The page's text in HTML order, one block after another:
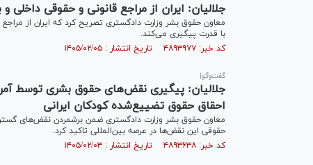
جلالیان: ایران از مراجع قانونی و حقوقی
معاون حقوق بشر وزارت دادگستری تصریح کرد که ایران از
با قدرت پیگیری می‌کند.
کد خبر: ۴۸۹۳۹۷۷ تاریخ انتشار : ۱۴۰۵/۰۲/۰۵
گفت‌وگو|
جلالیان: پیگیری نقض‌های حقوق بشری توسط
احقاق حقوق تضییع‌شده کودکان ایرانی
معاون حقوق بشر وزارت دادگستری ضمن برشمردن نقض‌های
حقوقی این نقض‌ها در عرصه بین‌المللی تاکید کرد.
کد خبر: ۴۸۹۳۶۳۸ تاریخ انتشار : ۱۴۰۵/۰۲/۰۳